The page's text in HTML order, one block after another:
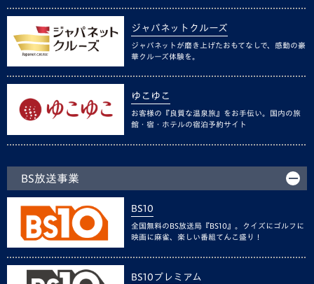
ジャパネットクルーズ
ジャパネットが磨き上げたおもてなしで、感動の豪
華クルーズ体験を。
ゆこゆこ
お客様の『良質な温泉旅』をお手伝い。国内の旅
館・宿・ホテルの宿泊予約サイト
BS放送事業
BS10
全国無料のBS放送局『BS10』。クイズにゴルフに
映画に麻雀、楽しい番組てんこ盛り！
BS10プレミアム